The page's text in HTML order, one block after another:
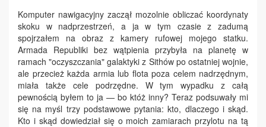
Komputer nawigacyjny zaczął mozolnie obliczać koordynaty
skoku w nadprzestrzeń, a ja w tym czasie z zadumą
spojrzałem na obraz z kamery rufowej mojego statku.
Armada Republiki bez wątpienia przybyła na planetę w
ramach "oczyszczania" galaktyki z Sithów po ostatniej wojnie,
ale przecież każda armia lub flota poza celem nadrzędnym,
miała także cele podrzędne. W tym wypadku z całą
pewnością byłem to ja — bo któż inny? Teraz podsuwały mi
się na myśl trzy podstawowe pytania: kto, dlaczego i skąd.
Kto i skąd dowiedział się o moich zamiarach przylotu na tą